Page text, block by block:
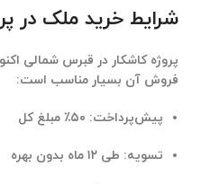
شرایط خرید ملک در
پروژه کاشکار در قبرس شمالی
فروش آن بسیار مناسب است:
پیش‌پرداخت: ۵۰٪ مبلغ کل
تسویه: طی ۱۲ ماه بدون بهره